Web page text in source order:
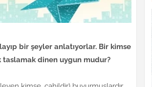
bir şeyler anlatıyorlar. Bir kimse
dinen uygun mudur?